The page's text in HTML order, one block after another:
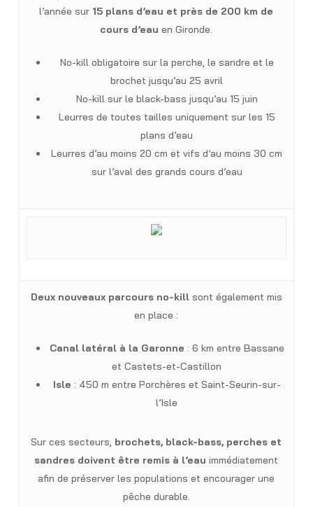
l’année sur 15 plans d’eau et près de 200 km de
cours d’eau en Gironde.
No-kill obligatoire sur la perche, le sandre et le
brochet jusqu’au 25 avril
No-kill sur le black-bass jusqu’au 15 juin
Leurres de toutes tailles uniquement sur les 15
plans d’eau
Leurres d’au moins 20 cm et vifs d’au moins 30 cm
sur l’aval des grands cours d’eau
Deux nouveaux parcours no-kill sont également mis
en place :
Canal latéral à la Garonne : 6 km entre Bassane
et Castets-et-Castillon
Isle : 450 m entre Porchères et Saint-Seurin-sur-
l’Isle
Sur ces secteurs, brochets, black-bass, perches et
sandres doivent être remis à l’eau immédiatement
afin de préserver les populations et encourager une
pêche durable.